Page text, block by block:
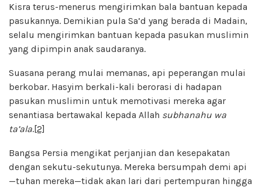
Kisra terus-menerus mengirimkan bala bantuan kepada
pasukannya. Demikian pula Sa’d yang berada di Madain,
selalu mengirimkan bantuan kepada pasukan muslimin
yang dipimpin anak saudaranya.
Suasana perang mulai memanas, api peperangan mulai
berkobar. Hasyim berkali-kali berorasi di hadapan
pasukan muslimin untuk memotivasi mereka agar
senantiasa bertawakal kepada Allah subhanahu wa
ta’ala.[2]
Bangsa Persia mengikat perjanjian dan kesepakatan
dengan sekutu-sekutunya. Mereka bersumpah demi api
—tuhan mereka—tidak akan lari dari pertempuran hingga